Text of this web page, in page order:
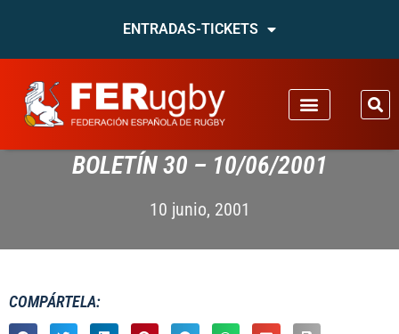
ENTRADAS-TICKETS
BOLETÍN 30 – 10/06/2001
10 junio, 2001
COMPÁRTELA: